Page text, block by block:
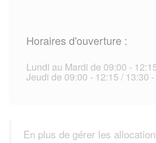
Horaires d'ouverture :
Lundi au Mardi de 09:00 -
Jeudi de 09:00 - 12:15 / 13:30
En plus de gérer les